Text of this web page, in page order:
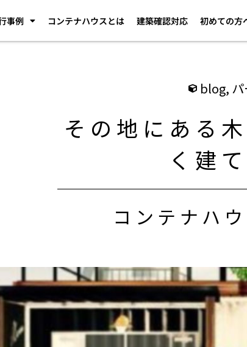
事例 コンテナハウスとは 建築確認対応 初めての方
blog,
その地にある
く建
コンテナハ